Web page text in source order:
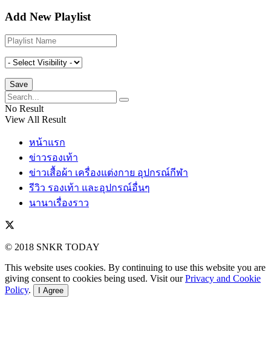
Add New Playlist
No Result
View All Result
หน้าแรก
ข่าวรองเท้า
ข่าวเสื้อผ้า เครื่องแต่งกาย อุปกรณ์กีฬา
รีวิว รองเท้า และอุปกรณ์อื่นๆ
นานาเรื่องราว
© 2018 SNKR TODAY
This website uses cookies. By continuing to use this website you are
giving consent to cookies being used. Visit ourPrivacy and Cookie
Policy. I Agree